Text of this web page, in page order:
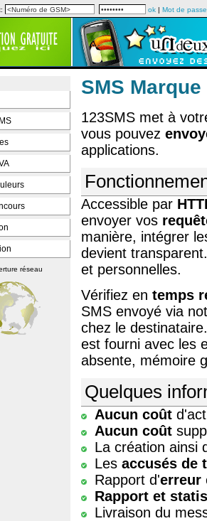
ok | Mot de
réseau
SMS
123SMS met à
vous pouvez
applications.
Accessible par
envoyer vos
manière, intégrer
devient
et personnelles.
Vérifiez en temps
SMS envoyé via
chez le
est fourni avec les
absente, mémoire
Quelques
Aucun coût
Aucun coût
La création ainsi
Les accusés de
Rapport d'erreur
Rapport et
Livraison du